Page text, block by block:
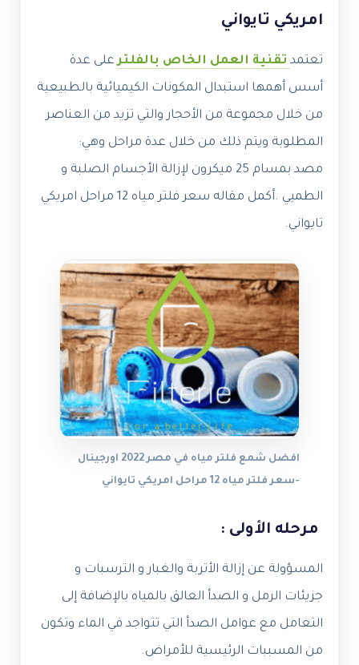
امريكي تايواني
تعتمد تقنية العمل الخاص بالفلترعلى عدة
أسس أهمها استبدال المكونات الكيميائية بالطبيعية
من خلال مجموعة من الأحجار والتي تزيد من العناصر
المطلوبة ويتم ذلك من خلال عدة مراحل وهي:
مصد بمسام 25 ميكرون لإزالة الأجسام الصلبة و
الطميي .أكمل مقاله
سعر فلتر مياه 12 مراحل امريكي
تايواني.
افضل شمع فلتر مياه في مصر 2022 اورجينال
-سعر فلتر مياه 12 مراحل امريكي تايواني
مرحله الأولى :
المسؤولة عن إزالة الأتربة والغبار و الترسبات و
جزيئات الرمل و الصدأ العالق بالمياه بالإضافة إلى
التعامل مع عوامل الصدأ التي تتواجد في الماء وتكون
من المسببات الرئيسية للأمراض.